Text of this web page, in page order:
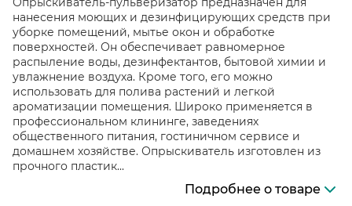
нанесения моющих и дезинфицирующих средств при
уборке помещений, мытье окон и обработке
поверхностей. Он обеспечивает равномерное
распыление воды, дезинфектантов, бытовой химии и
увлажнение воздуха. Кроме того, его можно
использовать для полива растений и легкой
ароматизации помещения. Широко применяется в
профессиональном клининге, заведениях
общественного питания, гостиничном сервисе и
домашнем хозяйстве. Опрыскиватель изготовлен из
прочного пластик...
Подробнее о товаре